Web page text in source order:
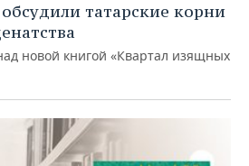
татарские корни
новой книгой «Квартал изящных